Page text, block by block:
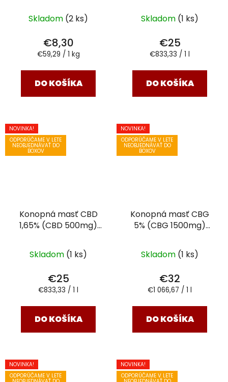
140g
Skladom (2 ks)
€8,30
Jednotková
€59,29 / 1 kg
DO KOŠÍKA
Skladom (1 ks)
€25
Jednotková
€833,33 / 1 l
DO KOŠÍKA
NOVINKA!
ODPORÚČAME V LETE
NEOBJEDNÁVAŤ DO
BOXOV
Konopná masť CBD
1,65% (CBD 500mg)
Skladom (1 ks)
€25
Jednotková
€833,33 / 1 l
DO KOŠÍKA
NOVINKA!
ODPORÚČAME V LETE
NEOBJEDNÁVAŤ DO
BOXOV
Konopná masť CBG
5% (CBG 1500mg)
Skladom (1 ks)
€32
Jednotková
€1 066,67 / 1 l
DO KOŠÍKA
NOVINKA!
ODPORÚČAME V LETE
NOVINKA!
ODPORÚČAME V LETE